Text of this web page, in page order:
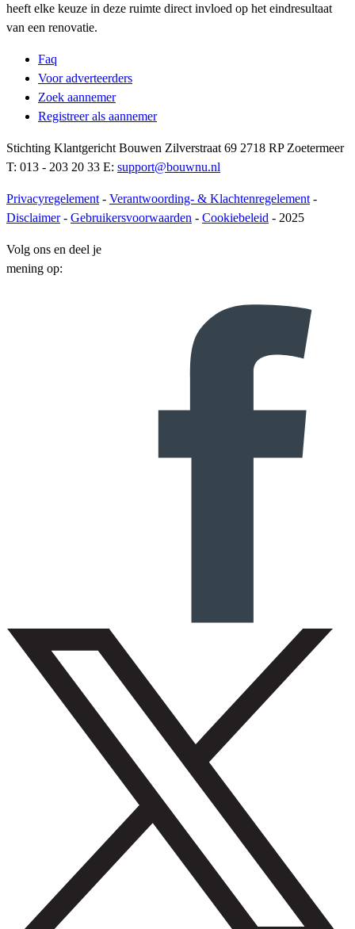
heeft elke keuze in deze ruimte direct invloed op het eindresultaat
van een renovatie.
Faq
Voor adverteerders
Zoek aannemer
Registreer als aannemer
Stichting Klantgericht Bouwen Zilverstraat 69 2718 RP Zoetermeer
T: 013 - 203 20 33 E: support@bouwnu.nl
Privacyregelement - Verantwoording- & Klachtenregelement -
Disclaimer- Gebruikersvoorwaarden - Cookiebeleid - 2025
Volg ons en deel je
mening op: